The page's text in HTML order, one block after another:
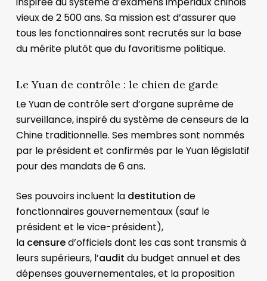
vieux de 2 500 ans. Sa mission est d’assurer que
tous les fonctionnaires sont recrutés sur la base
du mérite plutôt que du favoritisme politique.
Le Yuan de contrôle : le chien de garde
Le Yuan de contrôle sert d’organe suprême de
surveillance, inspiré du système de censeurs de la
Chine traditionnelle. Ses membres sont nommés
par le président et confirmés par le Yuan législatif
pour des mandats de 6 ans.
Ses pouvoirs incluent la destitution de
fonctionnaires gouvernementaux (sauf le
président et le vice-président),
la censured’officiels dont les cas sont transmis à
leurs supérieurs, l’audit du budget annuel et des
dépenses gouvernementales, et la proposition